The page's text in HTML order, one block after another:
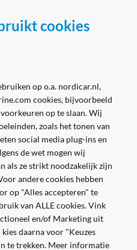
cookies
op o.a. nordicar.nl,
cookies, bijvoorbeeld
op te slaan. Wij
zoals het tonen van
social media plug-ins en
de wet mogen wij
als ze strikt noodzakelijk zijn
andere cookies hebben
op "Alles accepteren" te
van ALLE cookies. Vink
en/of Marketing uit
daarna voor "Keuzes
te trekken. Meer informatie